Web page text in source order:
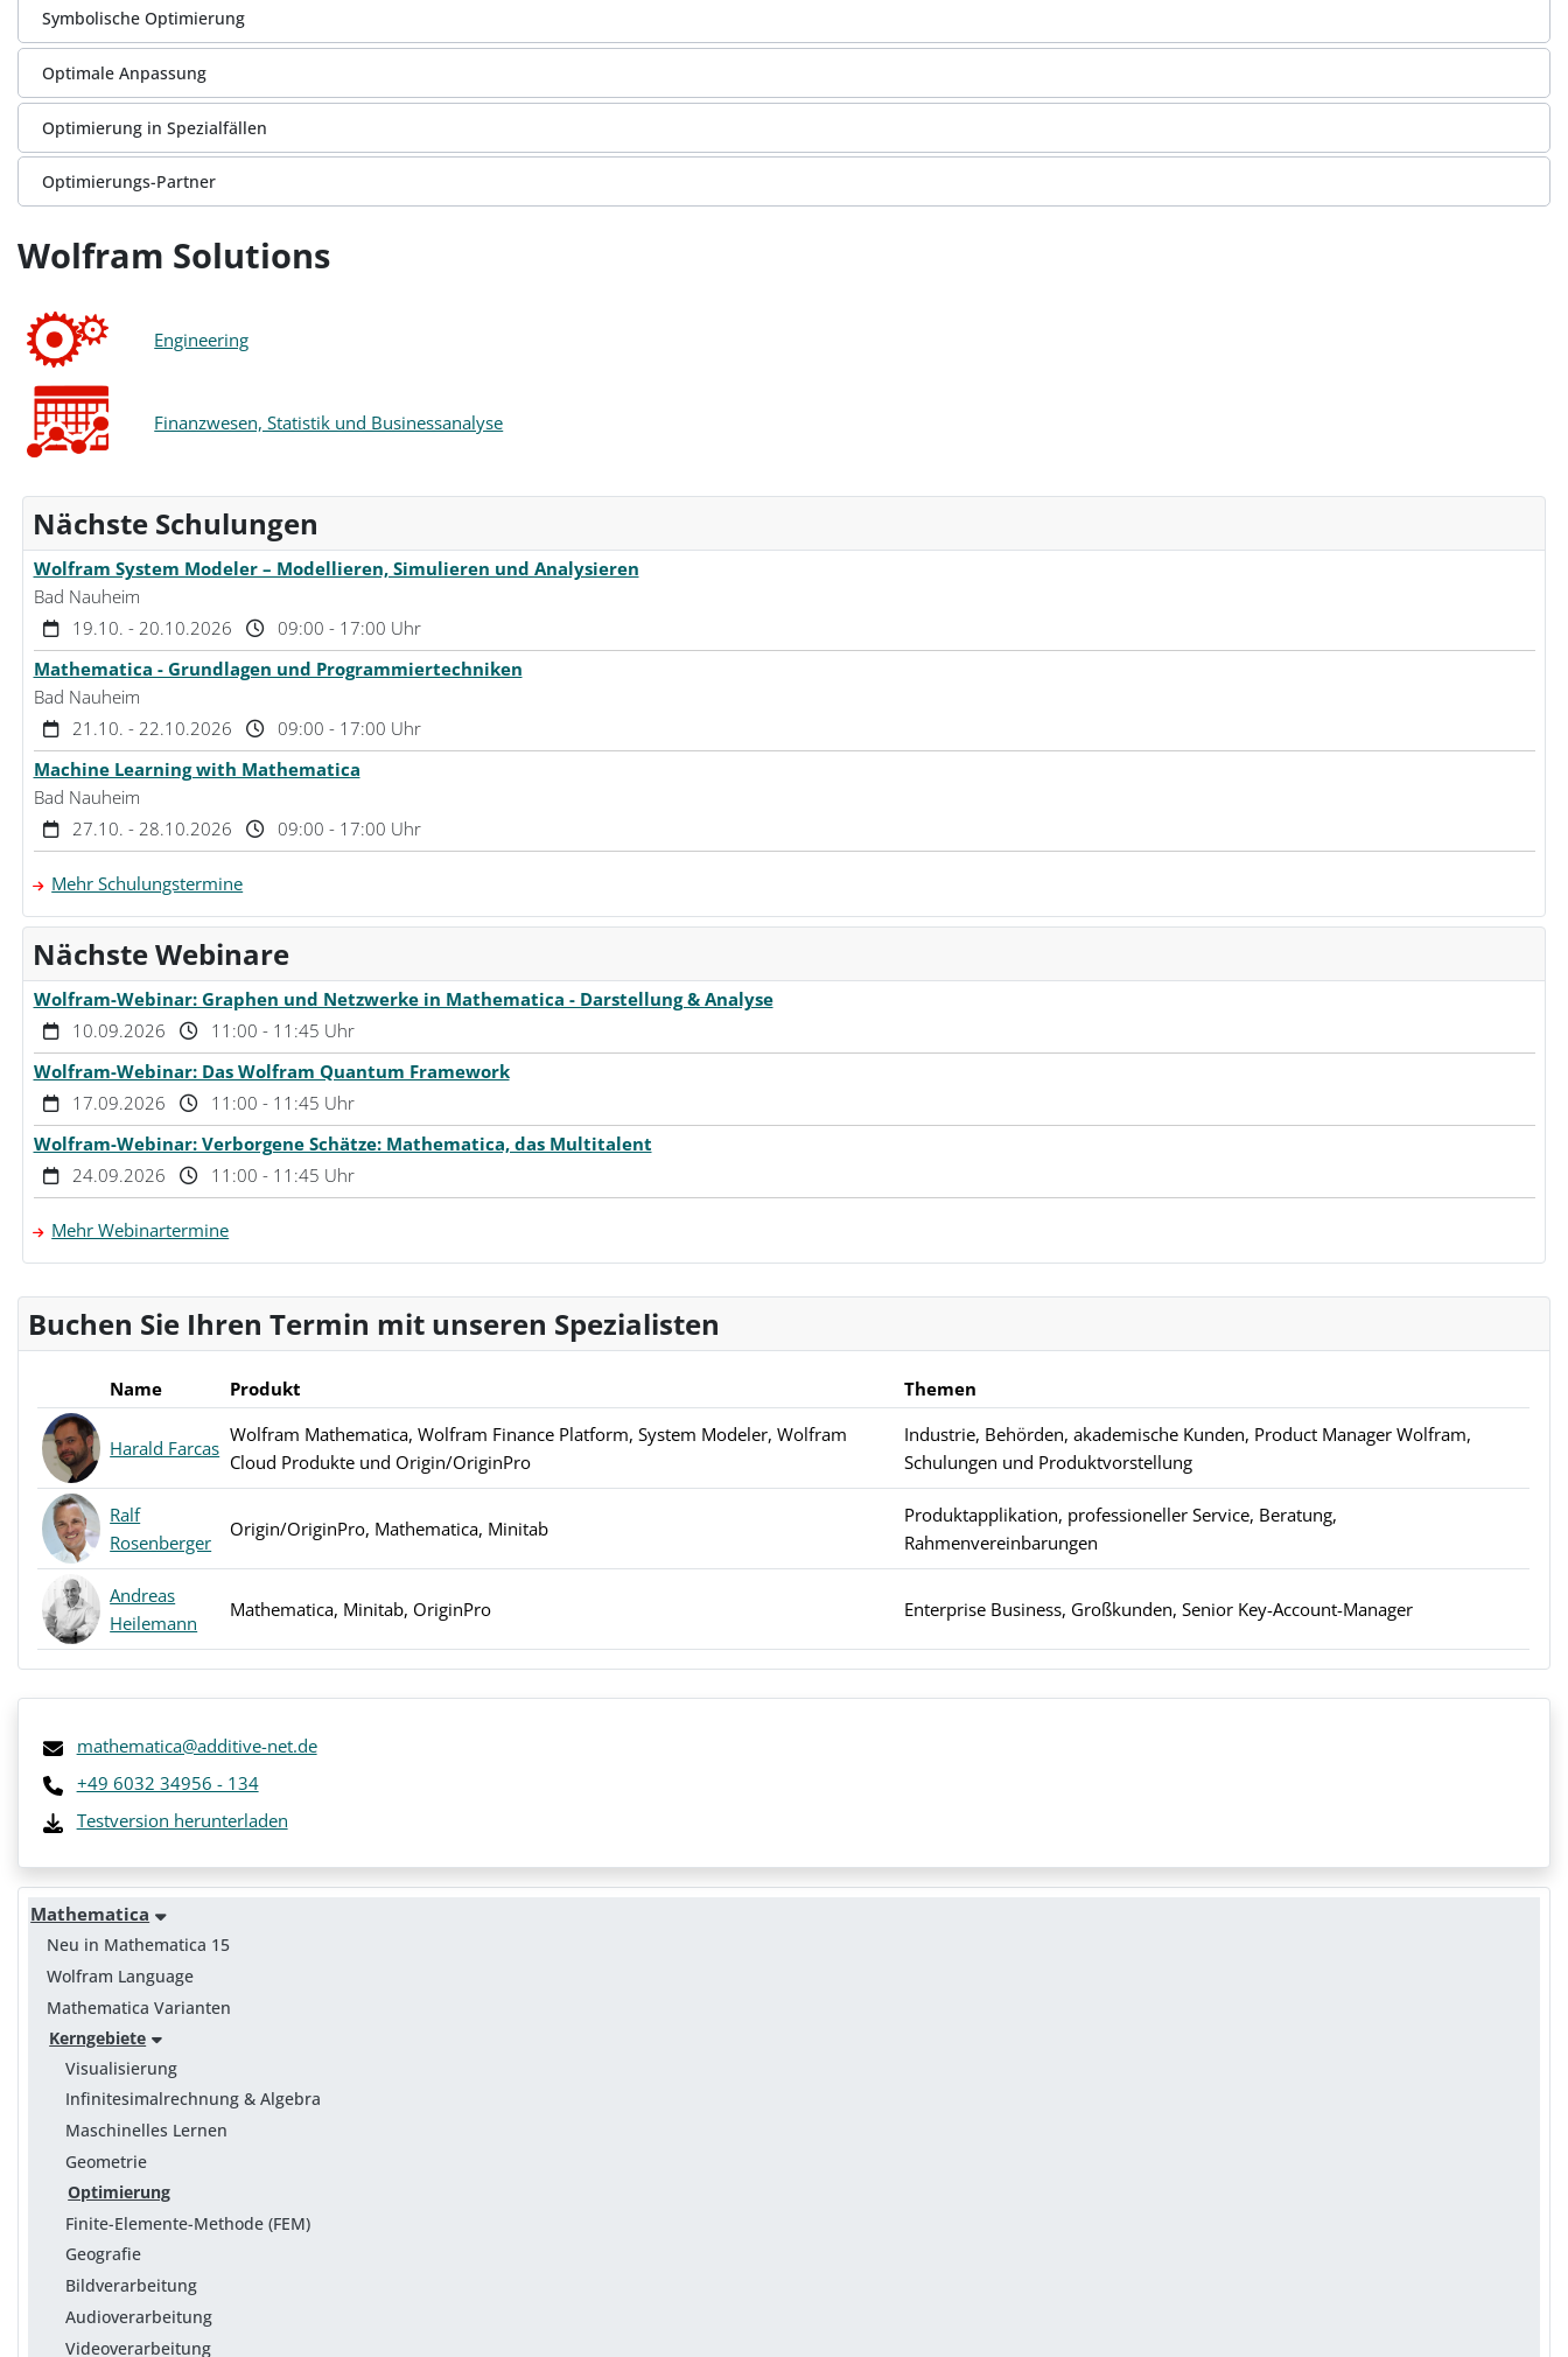
Mathematica
Neu in Mathematica 15
Wolfram Language
Mathematica Varianten
Kerngebiete
Visualisierung
Infinitesimalrechnung & Algebra
Maschinelles Lernen
Geometrie
Optimierung
Finite-Elemente-Methode (FEM)
Geografie
Bildverarbeitung
Audioverarbeitung
Videoverarbeitung
Symbolische Optimierung
Optimale Anpassung
Optimierung in Spezialfällen
Optimierungs-Partner
Wolfram Solutions
Engineering
Finanzwesen, Statistik und Businessanalyse
Nächste Schulungen
Wolfram System Modeler – Modellieren, Simulieren und Analysieren
Bad Nauheim
19.10. - 20.10.2026
09:00 - 17:00 Uhr
Mathematica - Grundlagen und Programmiertechniken
Bad Nauheim
21.10. - 22.10.2026
09:00 - 17:00 Uhr
Machine Learning with Mathematica
Bad Nauheim
27.10. - 28.10.2026
09:00 - 17:00 Uhr
Mehr Schulungstermine
Nächste Webinare
Wolfram-Webinar: Graphen und Netzwerke in Mathematica - Darstellung & Analyse
10.09.2026
11:00 - 11:45 Uhr
Wolfram-Webinar: Das Wolfram Quantum Framework
17.09.2026
11:00 - 11:45 Uhr
Wolfram-Webinar: Verborgene Schätze: Mathematica, das Multitalent
24.09.2026
11:00 - 11:45 Uhr
Mehr Webinartermine
Buchen Sie Ihren Termin mit unseren Spezialisten
Name Produkt Themen
Harald Farcas
Wolfram Mathematica, Wolfram Finance Platform, System Modeler, Wolfram
Cloud Produkte und Origin/OriginPro
Industrie, Behörden, akademische Kunden, Product Manager Wolfram,
Schulungen und Produktvorstellung
Ralf
Rosenberger
Origin/OriginPro, Mathematica, Minitab
Produktapplikation, professioneller Service, Beratung,
Rahmenvereinbarungen
Andreas
Heilemann
Mathematica, Minitab, OriginPro Enterprise Business, Großkunden, Senior Key-Account-Manager
mathematica@additive-net.de
+49 6032 34956 - 134
Testversion herunterladen